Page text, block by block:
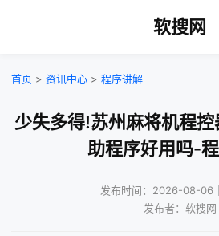
软搜网
首页 > 资讯中心 > 程序讲解
少失多得!苏州麻将机程
助程序好用吗-
发布时间：2026-08-06
发布者：软搜网